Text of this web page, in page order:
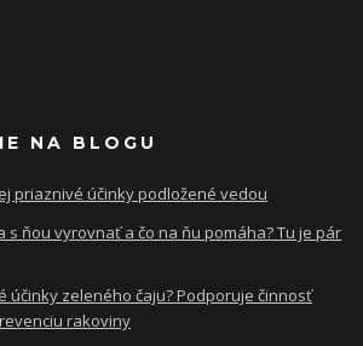
NA BLOGU
priaznivé účinky podložené vedou
s ňou vyrovnať a čo na ňu pomáha? Tu je pár
účinky zeleného čaju? Podporuje činnosť
rakoviny